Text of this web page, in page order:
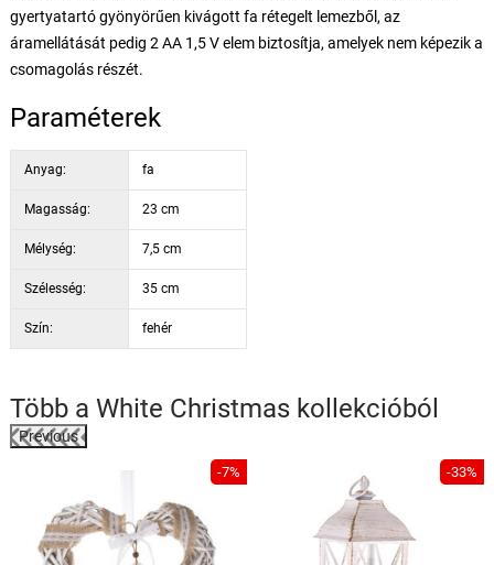
gyertyatartó gyönyörűen kivágott fa rétegelt lemezből, az
áramellátását pedig 2 AA 1,5 V elem biztosítja, amelyek nem képezik a
csomagolás részét.
Paraméterek
Anyag: fa
Magasság: 23 cm
Mélység: 7,5 cm
Szélesség: 35 cm
Szín: fehér
Több a White Christmaskollekcióból
Previous
-7% -33%